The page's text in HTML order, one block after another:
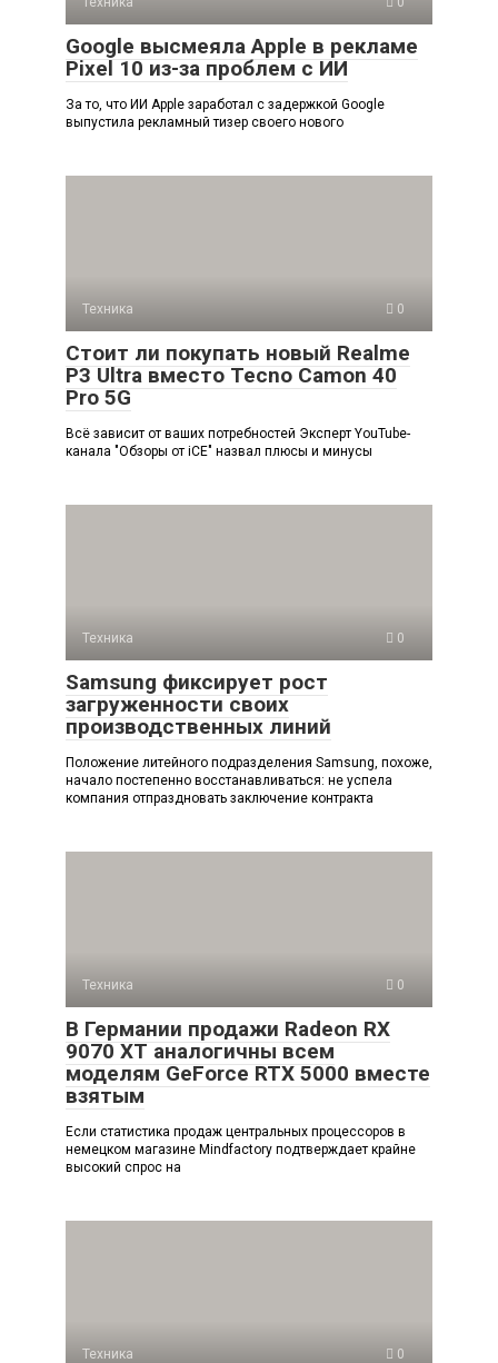
Google высмеяла Apple в рекламе
Pixel 10 из-за проблем с ИИ
За то, что ИИ Apple заработал с задержкой Google
выпустила рекламный тизер своего нового
Техника 0
Стоит ли покупать новый Realme
P3 Ultra вместо Tecno Camon 40
Pro 5G
Всё зависит от ваших потребностей Эксперт YouTube-
канала "Обзоры от iCE" назвал плюсы и минусы
Техника 0
Samsung фиксирует рост
загруженности своих
производственных линий
Положение литейного подразделения Samsung, похоже,
начало постепенно восстанавливаться: не успела
компания отпраздновать заключение контракта
Техника 0
В Германии продажи Radeon RX
9070 XT аналогичны всем
моделям GeForce RTX 5000 вместе
взятым
Если статистика продаж центральных процессоров в
немецком магазине Mindfactory подтверждает крайне
высокий спрос на
Техника 0